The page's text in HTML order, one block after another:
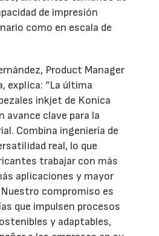
de impresión
como en escala de
Product Manager
explica: “La última
inkjet de Konica
avance clave para la
Combina ingeniería de
real, lo que
trabajar con más
aplicaciones y mayor
compromiso es
que impulsen procesos
y adaptables,